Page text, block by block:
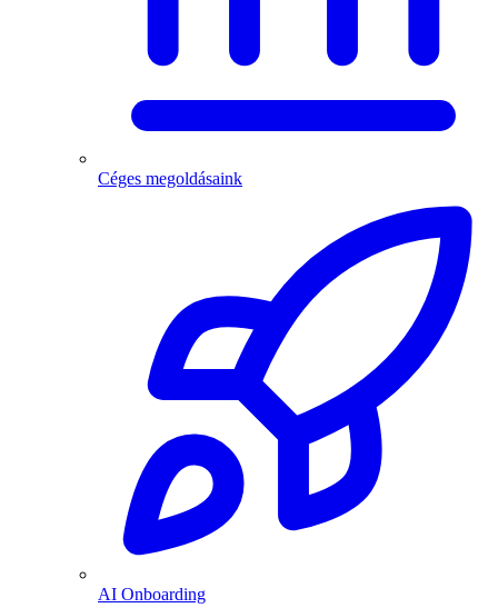
Céges megoldásaink
AI Onboarding